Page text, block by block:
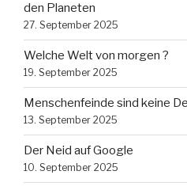
den Planeten
27. September 2025
Welche Welt von morgen ?
19. September 2025
Menschenfeinde sind keine
13. September 2025
Der Neid auf Google
10. September 2025